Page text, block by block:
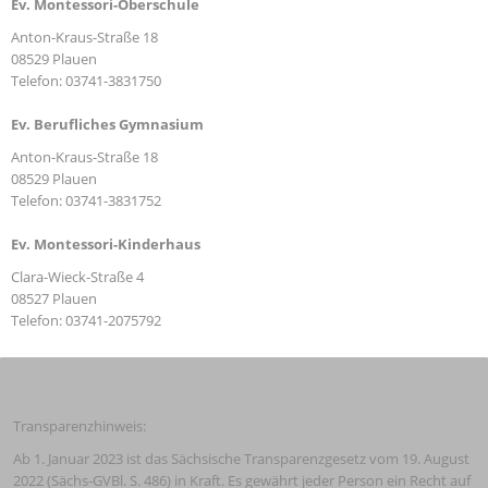
Ev. Montessori-Oberschule
Anton-Kraus-Straße 18
08529 Plauen
Telefon: 03741-3831750
Ev. Berufliches Gymnasium
Anton-Kraus-Straße 18
08529 Plauen
Telefon: 03741-3831752
Ev. Montessori-Kinderhaus
Clara-Wieck-Straße 4
08527 Plauen
Telefon: 03741-2075792
Transparenzhinweis:
Ab 1. Januar 2023 ist das Sächsische Transparenzgesetz vom 19. August
2022 (Sächs-GVBl. S. 486) in Kraft. Es gewährt jeder Person ein Recht auf